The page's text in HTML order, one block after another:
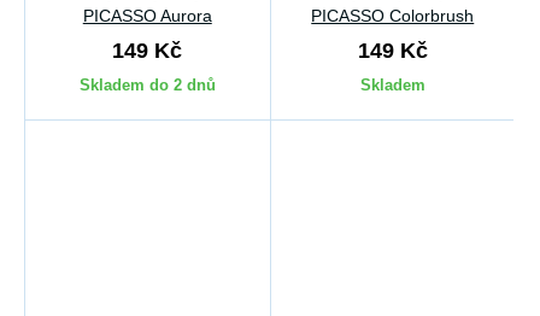
PICASSO Aurora
149 Kč
Skladem do 2 dnů
PICASSO Colorbrush
149 Kč
Skladem